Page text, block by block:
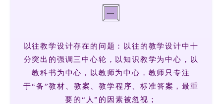
一
以往教学设计存在的问题：以往的教学设计中十
分突出的强调三中心轮，以知识教学为中心，以
教科书为中心，以教师为中心，教师只专注
于“备”教材、教案、教学程序、标准答案，最重
要的“人”的因素被忽视；